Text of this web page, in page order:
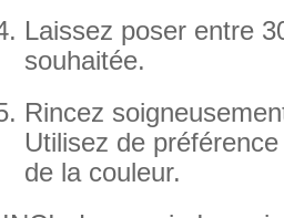
Laissez poser entre
souhaitée.
Rincez
Utilisez de préférence
de la couleur.